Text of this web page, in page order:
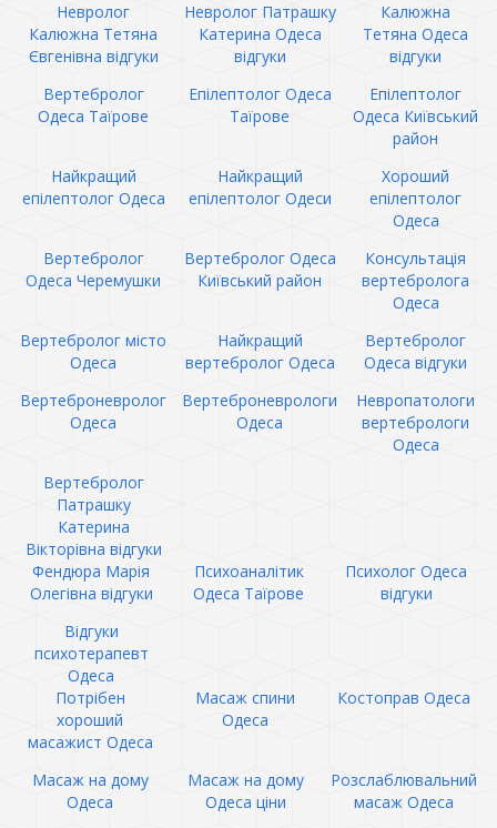
Невролог
Калюжна Тетяна
Євгенівна відгуки
Невролог Патрашку
Катерина Одеса
відгуки
Калюжна
Тетяна Одеса
відгуки
Вертебролог
Одеса Таїрове
Епілептолог Одеса
Таїрове
Епілептолог
Одеса Київський
район
Найкращий
епілептолог Одеса
Найкращий
епілептолог Одеси
Хороший
епілептолог
Одеса
Вертебролог
Одеса Черемушки
Вертебролог Одеса
Київський район
Консультація
вертебролога
Одеса
Вертебролог місто
Одеса
Найкращий
вертебролог Одеса
Вертебролог
Одеса відгуки
Вертеброневролог
Одеса
Вертеброневрологи
Одеса
Невропатологи
вертебрологи
Одеса
Вертебролог
Патрашку
Катерина
Вікторівна відгуки
Фендюра Марія
Олегівна відгуки
Психоаналітик
Одеса Таїрове
Психолог Одеса
відгуки
Відгуки
психотерапевт
Одеса
Потрібен
хороший
масажист Одеса
Масаж спини
Одеса
Костоправ Одеса
Масаж на дому
Одеса
Масаж на дому
Одеса ціни
Розслаблювальний
масаж Одеса